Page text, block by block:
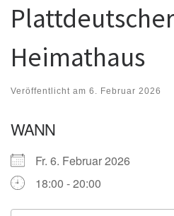
Heimathaus
Veröffentlicht am 6. Februar 2026
WANN
Fr. 6. Februar 2026
18:00 - 20:00